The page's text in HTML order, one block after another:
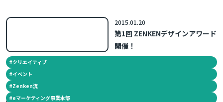
第1回 ZENKENデザインアワード
開催！
2015.01.20
#クリエイティブ
#イベント
#Zenken流
#eマーケティング事業本部